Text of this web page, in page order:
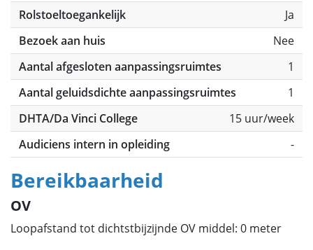
Rolstoeltoegankelijk
Ja
Bezoek aan huis
Nee
Aantal afgesloten aanpassingsruimtes
1
Aantal geluidsdichte aanpassingsruimtes
1
DHTA/Da Vinci College
15 uur/week
Audiciens intern in opleiding
-
Bereikbaarheid
OV
Loopafstand tot dichtstbijzijnde OV middel: 0 meter